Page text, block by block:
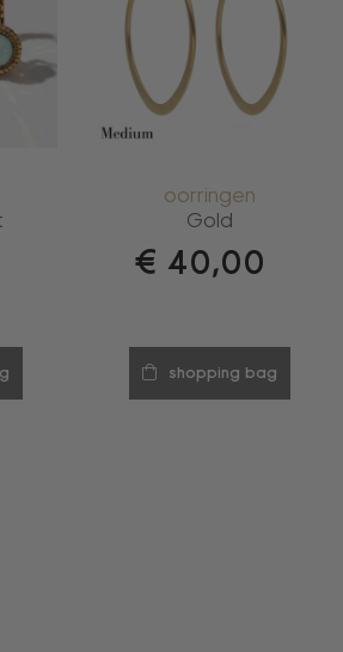
oorringen
Gold
€ 40,00
shopping bag